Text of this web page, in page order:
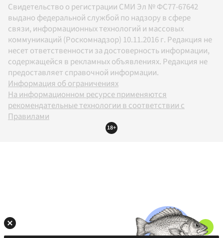
Свидетельство о регистрации СМИ Эл № ФС77-67642
выдано федеральной службой по надзору в сфере
связи, информационных технологий и массовых
коммуникаций (Роскомнадзор) 10.11.2016 г. Редакция не
несет ответственности за достоверность информации,
содержащейся в рекламных объявлениях. Редакция не
предоставляет справочной информации.
Информация об ограничениях
На информационном ресурсе применяются
рекомендательные технологии в соответствии с
Правилами
18+